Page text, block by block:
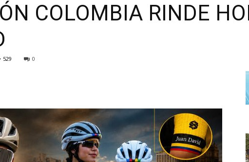
COLOMBIA RINDE
529 0